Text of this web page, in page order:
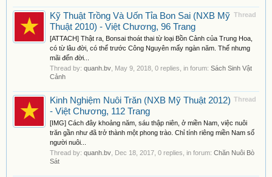
Thread
Kỹ Thuật Trồng Và Uốn Tỉa Bon Sai (NXB Mỹ
Thuật 2010) - Việt Chương, 96 Trang
[ATTACH] Thật ra, Bonsai thoát thai từ loại Bồn Cảnh của Trung Hoa,
có từ lâu đời, có thể trước Công Nguyên mấy ngàn năm. Thế nhưng
mãi đến đời...
Thread by: quanh.bv May 9, 2018 , 0 replies, in forum: Sách Sinh Vật
Cảnh
Thread
Kinh Nghiệm Nuôi Trăn (NXB Mỹ Thuật 2012)
- Việt Chương, 112 Trang
[IMG] Cách đây khoảng năm, sáu thập niên, ở miền Nam, việc nuôi
trăn gần như đã trở thành một phong trào. Chỉ tính riêng miền Nam số
người nuôi...
Thread by: quanh.bv Dec 18, 2017 , 0 replies, in forum: Chăn Nuôi Bò
Sát